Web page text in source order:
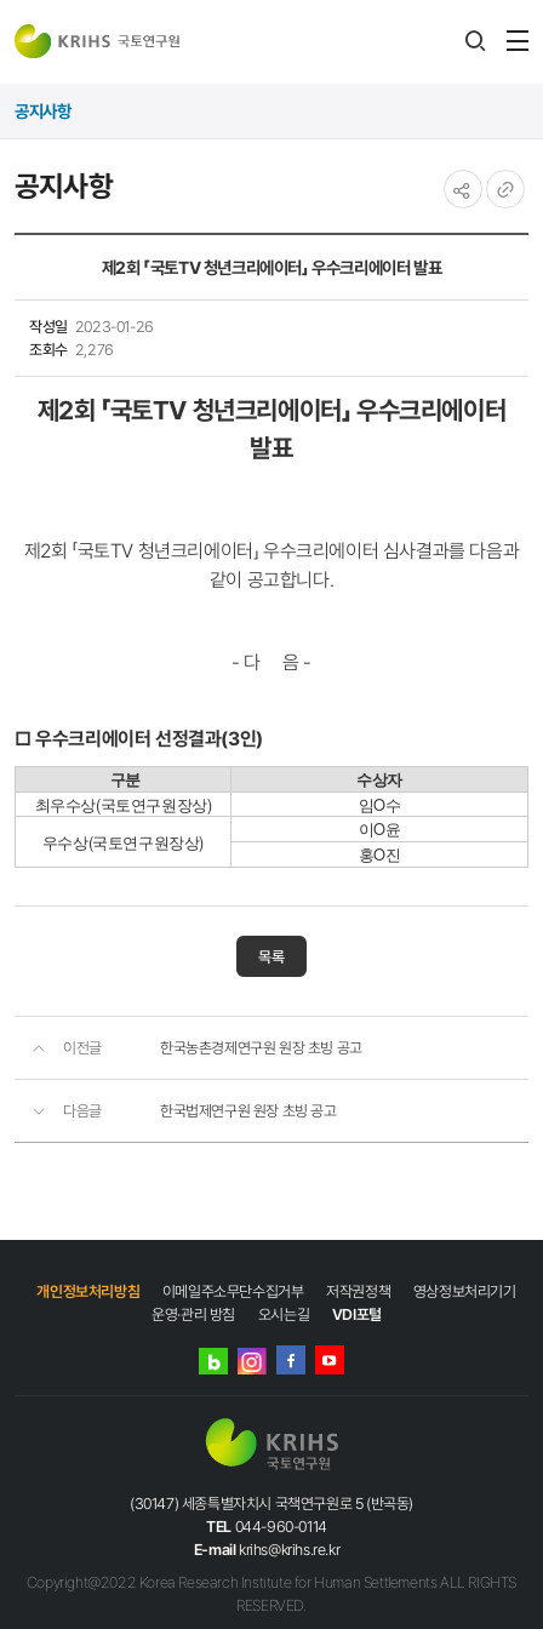
공지사항
공지사항
제2회 「국토TV 청년크리에이터」 우수크리에이터 발표
작성일 2023-01-26
조회수 2,276
제2회 「국토TV 청년크리에이터」 우수크리에이터
발표
제2회 「국토TV 청년크리에이터」 우수크리에이터 심사결과를 다음과
같이 공고합니다.
- 다 음 -
□ 우수크리에이터 선정결과(3인)
구분 수상자
최우수상(국토연구원장상)
임O수
우수상(국토연구원장상)
이O윤
홍O진
목록
이전글 한국농촌경제연구원 원장 초빙 공고
다음글 한국법제연구원 원장 초빙 공고
개인정보처리방침 이메일주소무단수집거부 저작권정책
영상정보처리기기
운영·관리 방침
오시는길 VDI포털
네이버
인스타그램
(30147) 세종특별자치시 국책연구원로 5 (반곡동)
TEL 044-960-0114
E-mail krihs@krihs.re.kr
Copyright@2022 Korea Research Institute for Human Settlements ALL RIGHTS
RESERVED.